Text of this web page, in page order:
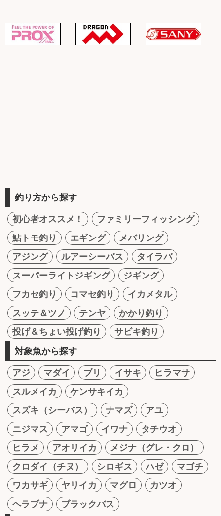
釣り方から探す
初心者オススメ！
ファミリーフィッシング
鮎トモ釣り
エギング
メバリング
アジング
ルアーシーバス
タイラバ
スーパーライトジギング
ジギング
フカセ釣り
コマセ釣り
イカメタル
スッテ＆ツノ
テンヤ
かかり釣り
投げ＆ちょい投げ釣り
サビキ釣り
対象魚から探す
アジ マダイ ブリ イサキ
ヒラマサ
スルメイカ
ケンサキイカ
スズキ（シーバス）
ナマズ
アユ
ニジマス
アマゴ イワナ
タチウオ
ヒラメ
アオリイカ
メジナ（グレ・クロ）
クロダイ（チヌ）
シロギス ハゼ
マゴチ
ワカサギ
ヤリイカ マグロ
カツオ
ヘラブナ
ブラックバス